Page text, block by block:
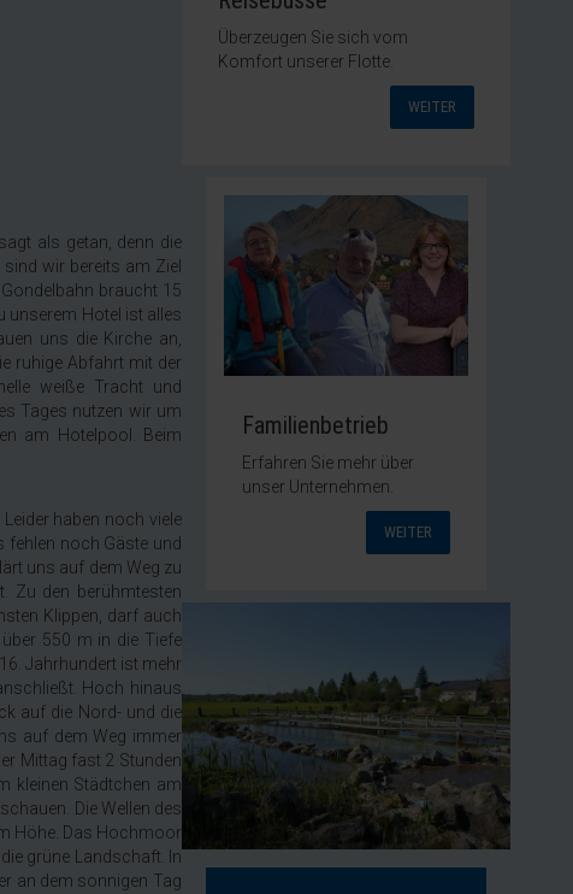
als getan, denn die
wir bereits am Ziel
braucht 15
unserem Hotel ist alles
uns die Kirche an,
ruhige Abfahrt mit der
weiße Tracht und
Tages nutzen wir um
am Hotelpool. Beim
haben noch viele
fehlen noch Gäste und
uns auf dem Weg zu
Zu den berühmtesten
Klippen, darf auch
550 m in die Tiefe
Jahrhundert ist mehr
Hoch hinaus
auf die Nord- und die
auf dem Weg immer
Mittag fast 2 Stunden
kleinen Städtchen am
Die Wellen des
Höhe. Das Hochmoor
grüne Landschaft. In
an dem sonnigen Tag
Überzeugen Sie sich vom
Komfort unserer Flotte.
WEITER
Familienbetrieb
Erfahren Sie mehr über
unser Unternehmen.
WEITER